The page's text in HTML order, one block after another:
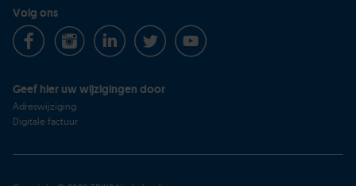
Volg ons
Geef hier uw wijzigingen door
Adreswijziging
Digitale factuur